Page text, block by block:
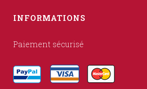
INFORMATIONS
Paiement sécurisé